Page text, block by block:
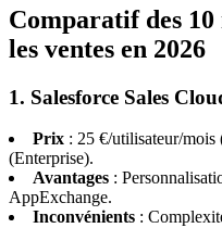
Comparatif des
les ventes en 2026
1. Salesforce Sales
Prix : 25 €/utilisateur/mois
(Enterprise).
Avantages :
AppExchange.
Inconvénients :